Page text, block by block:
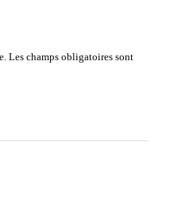
Les champs obligatoires sont